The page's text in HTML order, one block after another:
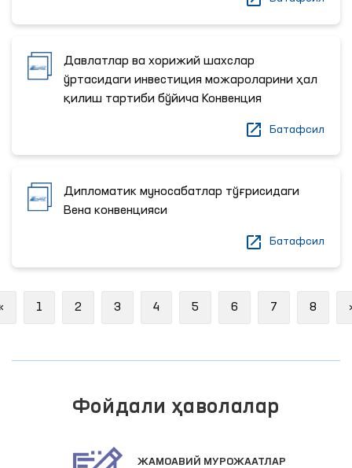
Давлатлар ва хорижий шахслар
ўртасидаги инвестиция можароларини ҳал
қилиш тартиби бўйича Конвенция
Батафсил
Дипломатик муносабатлар тўғрисидаги
Вена конвенцияси
Батафсил
Previous
1 2 3 4 5 6 7 8
Фойдали ҳаволалар
ЖАМОАВИЙ МУРОЖААТЛАР